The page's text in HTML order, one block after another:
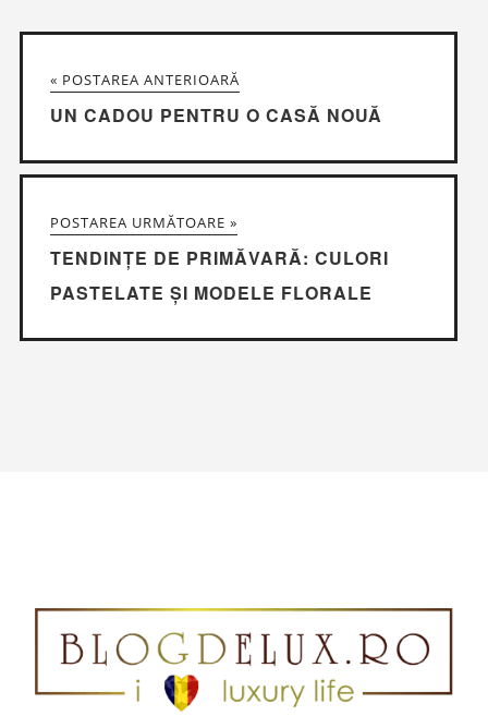
« POSTAREA ANTERIOARĂ
UN CADOU PENTRU O CASĂ NOUĂ
POSTAREA URMĂTOARE »
TENDINȚE DE PRIMĂVARĂ: CULORI
PASTELATE ȘI MODELE FLORALE